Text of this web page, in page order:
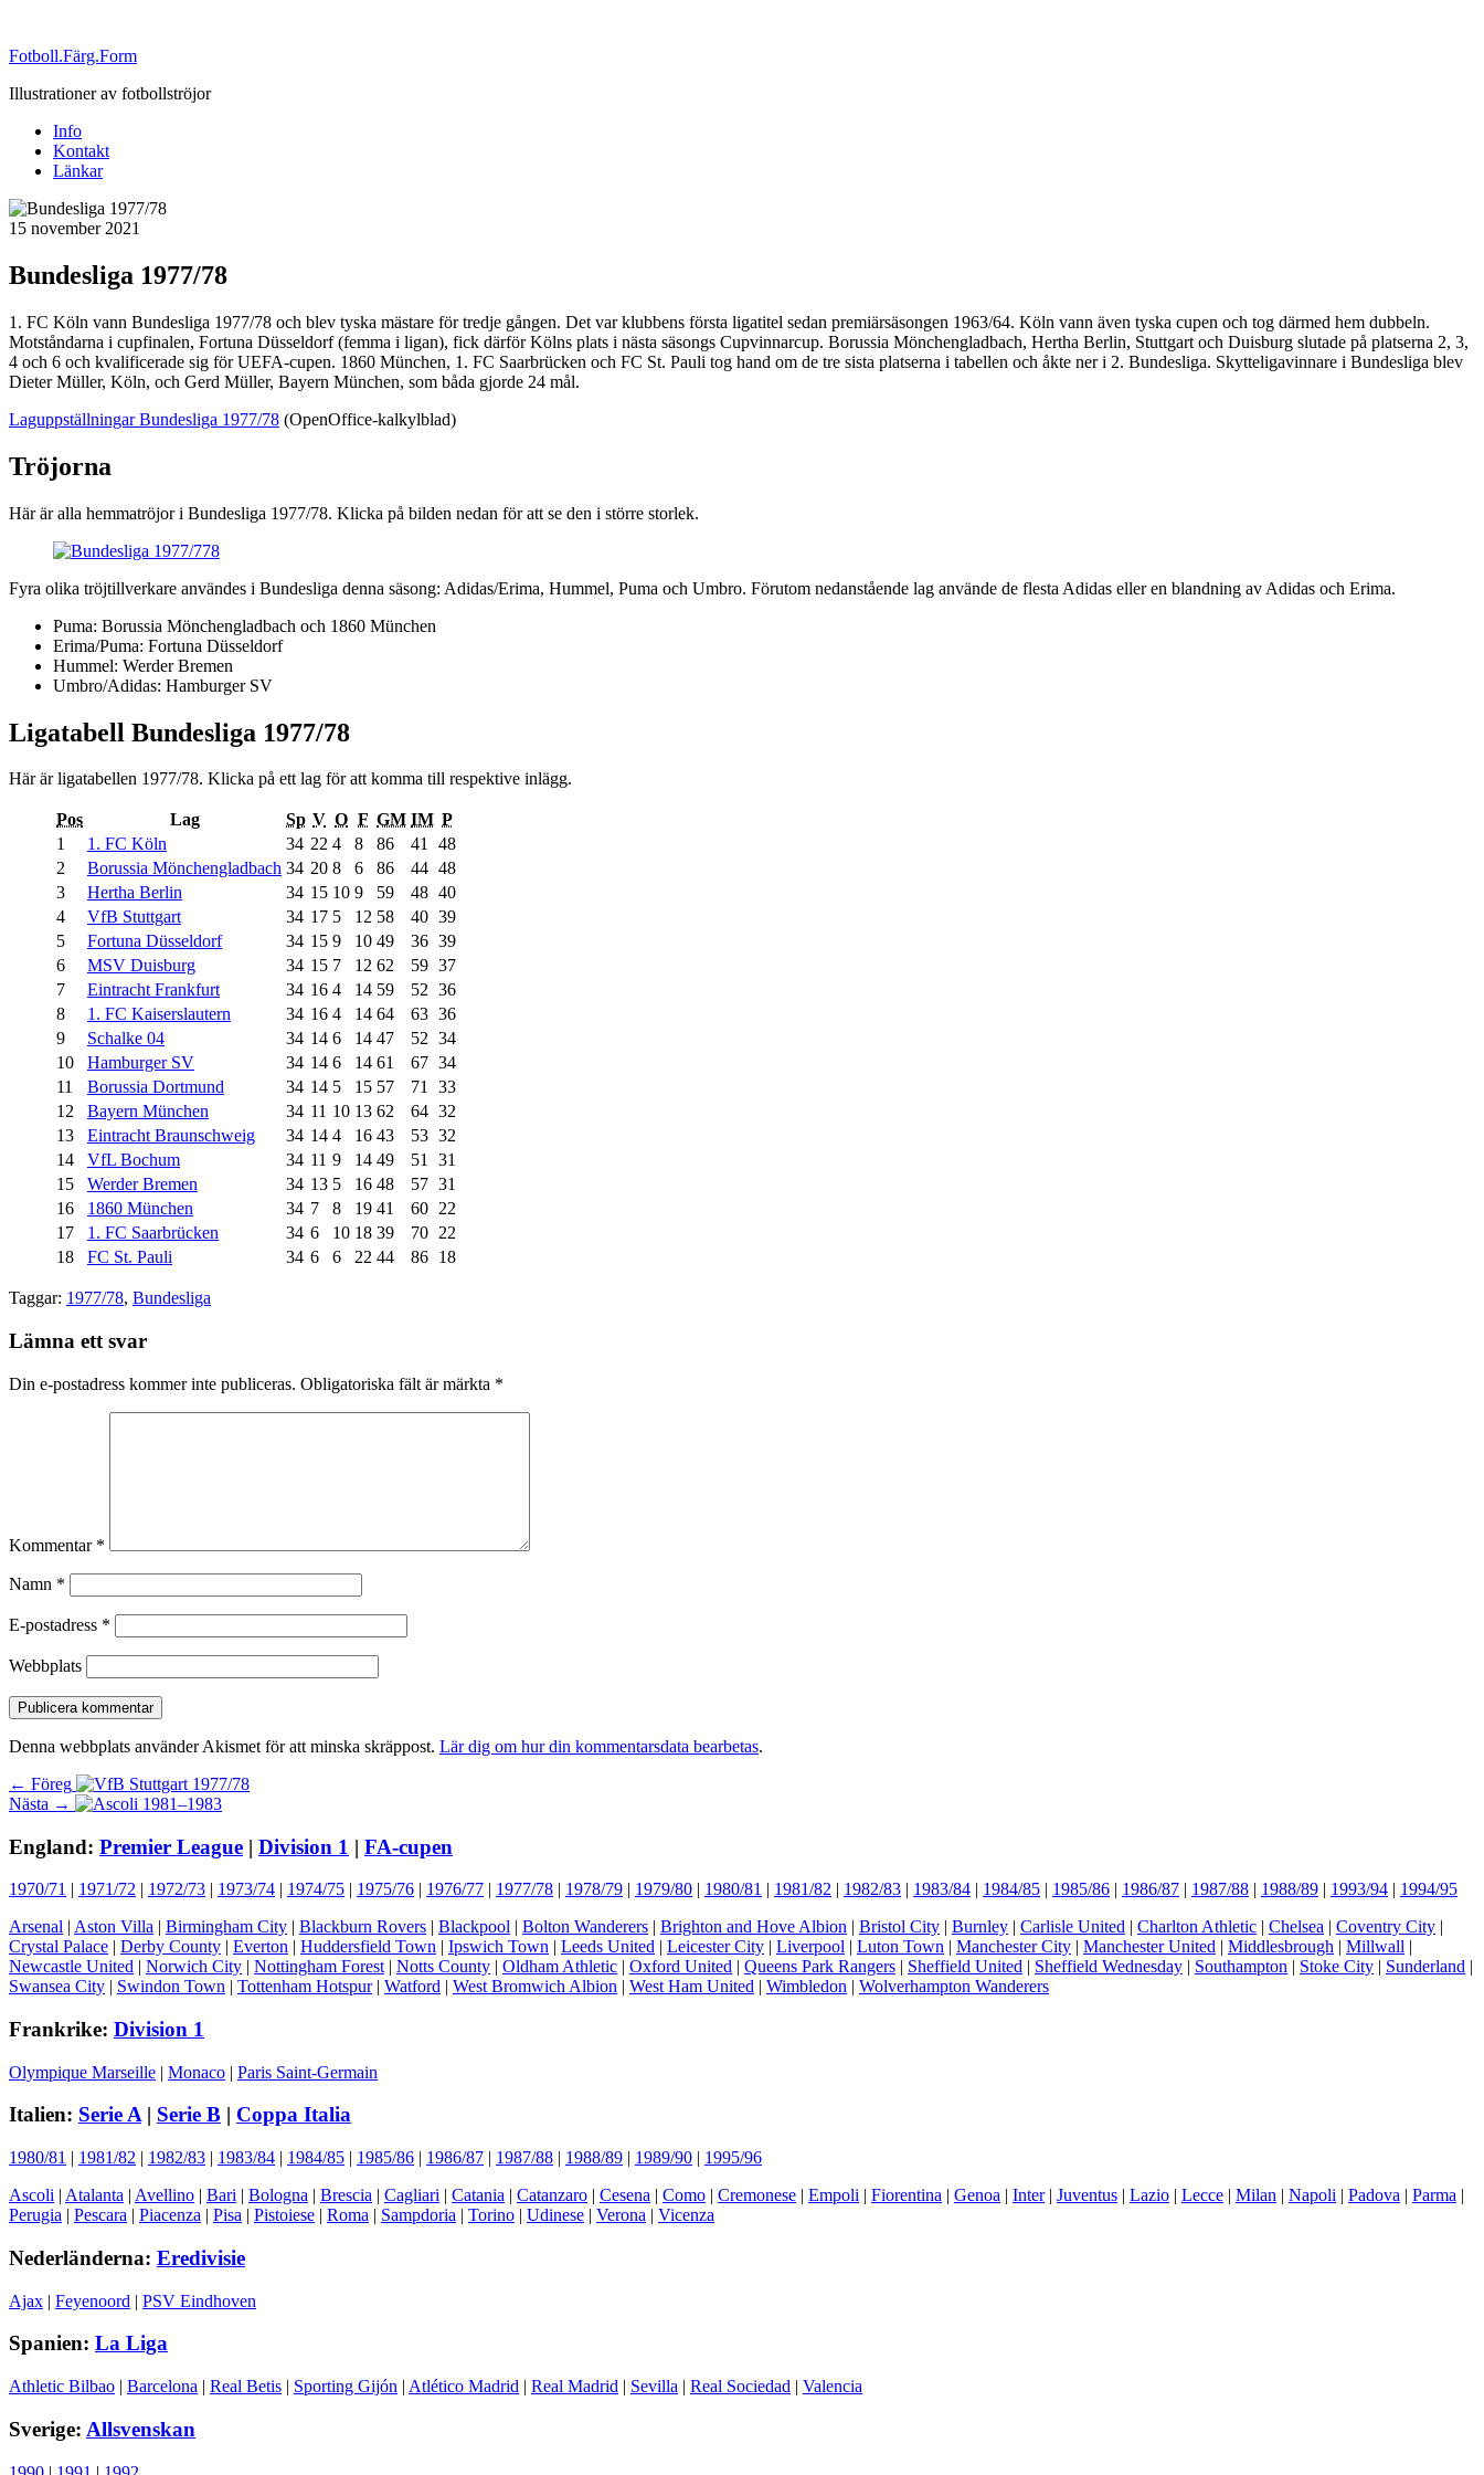
Fotboll.Färg.Form
Illustrationer av fotbollströjor
Info
Kontakt
Länkar
Publicerat
15 november 2021
Bundesliga 1977/78
1. FC Köln vann Bundesliga 1977/78 och blev tyska mästare för tredje gången. Det var klubbens första ligatitel sedan premiärsäsongen 1963/64. Köln vann även tyska cupen och tog därmed hem dubbeln.
Motståndarna i cupfinalen, Fortuna Düsseldorf (femma i ligan), fick därför Kölns plats i nästa säsongs Cupvinnarcup. Borussia Mönchengladbach, Hertha Berlin, Stuttgart och Duisburg slutade på platserna 2, 3,
4 och 6 och kvalificerade sig för UEFA-cupen. 1860 München, 1. FC Saarbrücken och FC St. Pauli tog hand om de tre sista platserna i tabellen och åkte ner i 2. Bundesliga. Skytteligavinnare i Bundesliga blev
Dieter Müller, Köln, och Gerd Müller, Bayern München, som båda gjorde 24 mål.
Laguppställningar Bundesliga 1977/78 (OpenOffice-kalkylblad)
Tröjorna
Här är alla hemmatröjor i Bundesliga 1977/78. Klicka på bilden nedan för att se den i större storlek.
Fyra olika tröjtillverkare användes i Bundesliga denna säsong: Adidas/Erima, Hummel, Puma och Umbro. Förutom nedanstående lag använde de flesta Adidas eller en blandning av Adidas och Erima.
Puma: Borussia Mönchengladbach och 1860 München
Erima/Puma: Fortuna Düsseldorf
Hummel: Werder Bremen
Umbro/Adidas: Hamburger SV
Ligatabell Bundesliga 1977/78
Här är ligatabellen 1977/78. Klicka på ett lag för att komma till respektive inlägg.
Pos Lag Sp V O F GM IM P
1
1. FC Köln 34 22 4 8 86 41 48
2
Borussia Mönchengladbach 34 20 8 6 86 44 48
3
Hertha Berlin 34 15 10 9 59 48 40
4
VfB Stuttgart 34 17 5 12 58 40 39
5
Fortuna Düsseldorf 34 15 9 10 49 36 39
6
MSV Duisburg 34 15 7 12 62 59 37
7
Eintracht Frankfurt 34 16 4 14 59 52 36
8
1. FC Kaiserslautern 34 16 4 14 64 63 36
9
Schalke 04 34 14 6 14 47 52 34
10
Hamburger SV 34 14 6 14 61 67 34
11
Borussia Dortmund 34 14 5 15 57 71 33
12
Bayern München 34 11 10 13 62 64 32
13
Eintracht Braunschweig 34 14 4 16 43 53 32
14
VfL Bochum 34 11 9 14 49 51 31
15
Werder Bremen 34 13 5 16 48 57 31
16
1860 München 34 7 8 19 41 60 22
17
1. FC Saarbrücken 34 6 10 18 39 70 22
18
FC St. Pauli 34 6 6 22 44 86 18
Taggar: 1977/78, Bundesliga
Lämna ett svar
Din e-postadress kommer inte publiceras. Obligatoriska fält är märkta *
Kommentar *
Namn *
E-postadress *
Webbplats
Denna webbplats använder Akismet för att minska skräppost. Lär dig om hur din kommentarsdata bearbetas.
Inläggsnavigering
← Föreg Föregående
inlägg:
Nästa → Nästa
England: Premier League | Division 1 | FA-cupen
1970/71 | 1971/72 | 1972/73 | 1973/74 | 1974/75 | 1975/76 | 1976/77 | 1977/78 | 1978/79 | 1979/80 | 1980/81 | 1981/82 | 1982/83 | 1983/84 | 1984/85 | 1985/86 | 1986/87 | 1987/88 | 1988/89 | 1993/94 | 1994/95
Arsenal | Aston Villa | Birmingham City | Blackburn Rovers | Blackpool | Bolton Wanderers | Brighton and Hove Albion | Bristol City | Burnley | Carlisle United | Charlton Athletic | Chelsea | Coventry City |
Crystal Palace | Derby County | Everton | Huddersfield Town | Ipswich Town | Leeds United | Leicester City | Liverpool | Luton Town | Manchester City | Manchester United | Middlesbrough | Millwall |
Newcastle United | Norwich City | Nottingham Forest | Notts County | Oldham Athletic | Oxford United | Queens Park Rangers | Sheffield United | Sheffield Wednesday | Southampton | Stoke City | Sunderland |
Swansea City | Swindon Town | Tottenham Hotspur| Watford | West Bromwich Albion | West Ham United | Wimbledon | Wolverhampton Wanderers
Frankrike: Division 1
Olympique Marseille | Monaco | Paris Saint-Germain
Italien: Serie A| Serie B | Coppa Italia
1980/81 | 1981/82 | 1982/83 | 1983/84 | 1984/85 | 1985/86 | 1986/87 | 1987/88 | 1988/89 | 1989/90 | 1995/96
Ascoli | Atalanta | Avellino | Bari | Bologna | Brescia | Cagliari | Catania | Catanzaro | Cesena | Como | Cremonese | Empoli | Fiorentina | Genoa | Inter| Juventus | Lazio | Lecce | Milan | Napoli | Padova | Parma |
Perugia | Pescara | Piacenza | Pisa | Pistoiese | Roma | Sampdoria | Torino | Udinese | Verona | Vicenza
Nederländerna: Eredivisie
Ajax | Feyenoord | PSV Eindhoven
Spanien: La Liga
Athletic Bilbao | Barcelona | Real Betis | Sporting Gijón | Atlético Madrid | Real Madrid | Sevilla | Real Sociedad | Valencia
Sverige: Allsvenskan